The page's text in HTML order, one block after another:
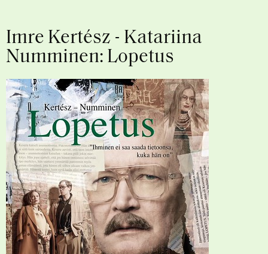
Imre Kertész - Katariina
Numminen: Lopetus